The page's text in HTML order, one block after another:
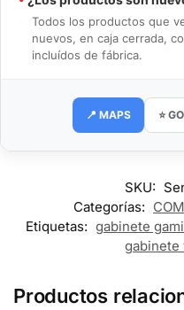
Todos los productos que
nuevos, en caja cerrada,
incluídos de fábrica.
📍 MAPS ⭐
SKU:
Categorías:
Etiquetas: gabinete
gabinete
Productos